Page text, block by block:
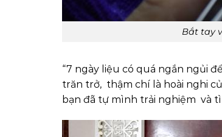
Bắt tay
“7 ngày liệu có quá ngắn ngủi
trăn trở, thậm chí là hoài nghi
bạn đã tự mình trải nghiệm và